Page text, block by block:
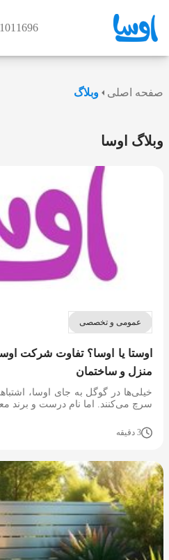
صفحه اصلی وبلاگ
وبلاگ اوسا
عمومی و تخصصی
اوستا یا اوسا؟ تفاوت شرکت
منزل و ساختمان
خیلی‌ها در گوگل به جای اوسا،
سرچ می‌کنند. اما نام درست و برند
3 دقیقه